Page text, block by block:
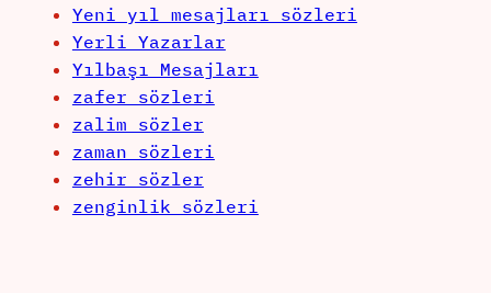
Yeni yıl mesajları sözleri
Yerli Yazarlar
Yılbaşı Mesajları
zafer sözleri
zalim sözler
zaman sözleri
zehir sözler
zenginlik sözleri